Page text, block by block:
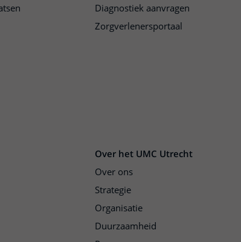
Diagnostiek aanvragen
Zorgverlenersportaal
Over het UMC Utrecht
Over ons
Strategie
Organisatie
Duurzaamheid